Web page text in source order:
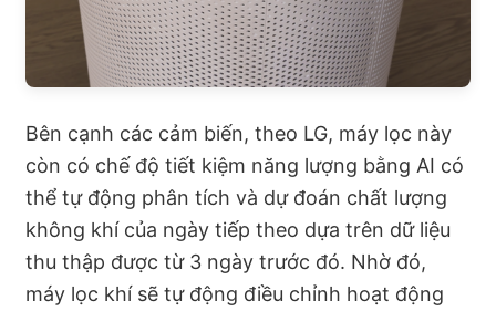
Bên cạnh các cảm biến, theo LG, máy lọc này
còn có chế độ tiết kiệm năng lượng bằng AI có
thể tự động phân tích và dự đoán chất lượng
không khí của ngày tiếp theo dựa trên dữ liệu
thu thập được từ 3 ngày trước đó. Nhờ đó,
máy lọc khí sẽ tự động điều chỉnh hoạt động